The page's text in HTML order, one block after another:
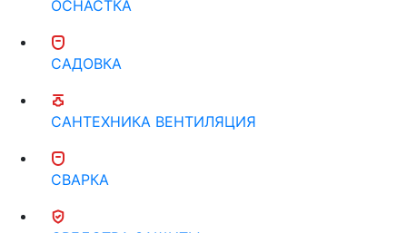
ОСНАСТКА
САДОВКА
САНТЕХНИКА ВЕНТИЛЯЦИЯ
СВАРКА